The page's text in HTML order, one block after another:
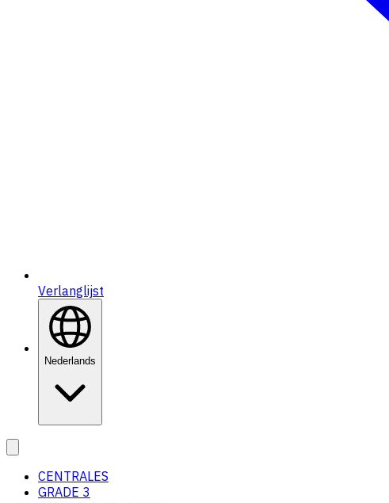
Verlanglijst
Nederlands
CENTRALES
GRADE 3